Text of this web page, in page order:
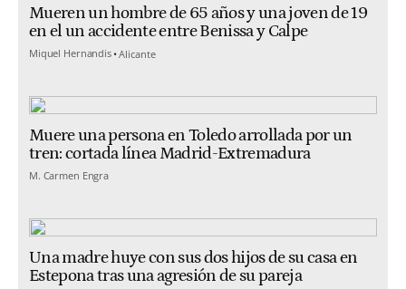
Mueren un hombre de 65 años y una joven de 19
en el un accidente entre Benissa y Calpe
Miquel Hernandis Alicante
Muere una persona en Toledo arrollada por un
tren: cortada línea Madrid-Extremadura
M. Carmen Engra
Una madre huye con sus dos hijos de su casa en
Estepona tras una agresión de su pareja